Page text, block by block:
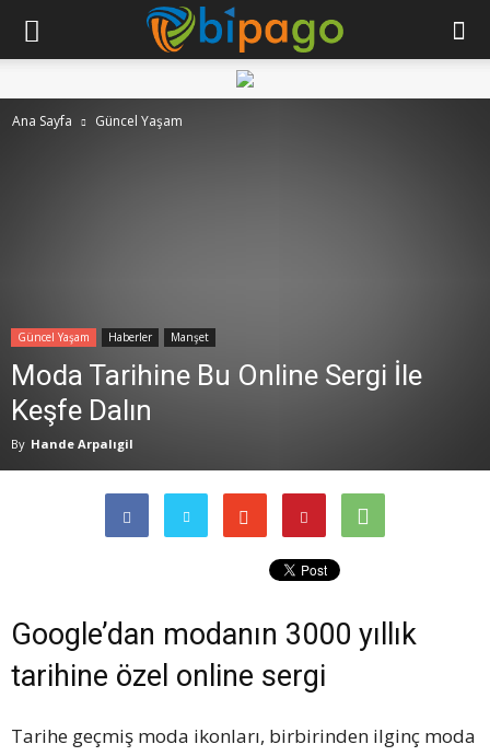
Ana Sayfa Güncel Yaşam
Güncel Yaşam Haberler Manşet
Moda Tarihine Bu Online Sergi İle
Keşfe Dalın
By Hande Arpalıgil
Google’dan modanın 3000 yıllık
tarihine özel online sergi
Tarihe geçmiş moda ikonları, birbirinden ilginç moda